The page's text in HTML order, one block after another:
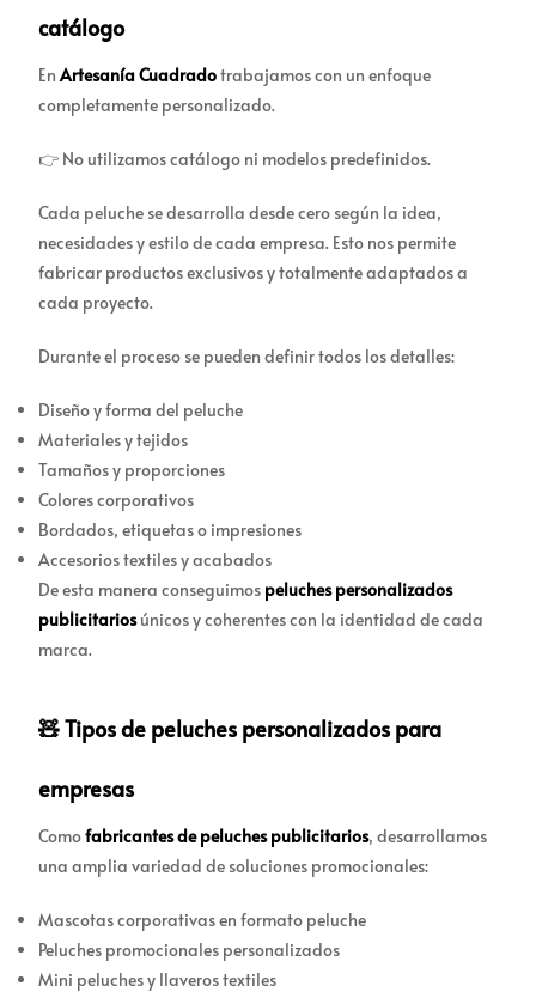
catálogo
EnArtesanía Cuadradotrabajamos con un enfoque
completamente personalizado.
👉 No utilizamos catálogo ni modelos predefinidos.
Cada peluche se desarrolla desde cero según la idea,
necesidades y estilo de cada empresa. Esto nos permite
fabricar productos exclusivos y totalmente adaptados a
cada proyecto.
Durante el proceso se pueden definir todos los detalles:
Diseño y forma del peluche
Materiales y tejidos
Tamaños y proporciones
Colores corporativos
Bordados, etiquetas o impresiones
Accesorios textiles y acabados
De esta manera conseguimos peluches personalizados
publicitariosúnicos y coherentes con la identidad de cada
marca.
🧸 Tipos de peluches personalizados para
empresas
Comofabricantes de peluches publicitarios, desarrollamos
una amplia variedad de soluciones promocionales:
Mascotas corporativas en formato peluche
Peluches promocionales personalizados
Mini peluches y llaveros textiles